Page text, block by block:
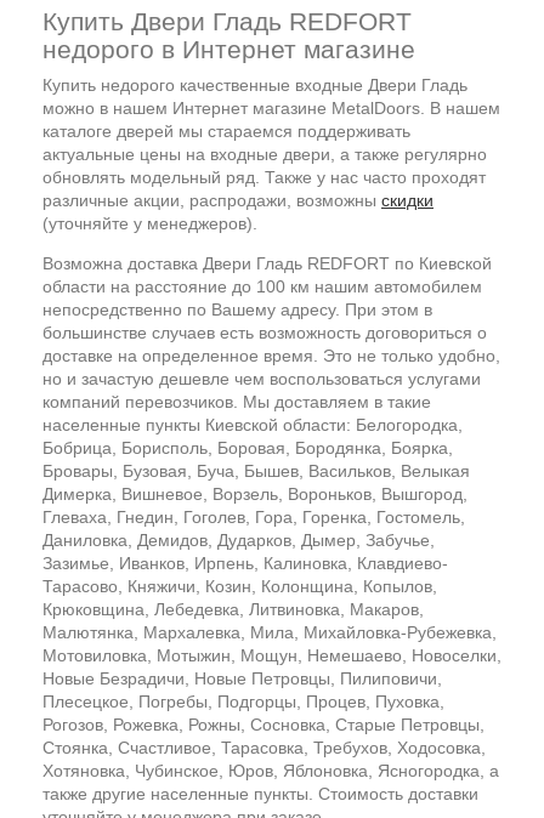
Купить Двери Гладь REDFORT
недорого в Интернет магазине
Купить недорого качественные входные Двери Гладь
можно в нашем Интернет магазине MetalDoors. В нашем
каталоге дверей мы стараемся поддерживать
актуальные цены на входные двери, а также регулярно
обновлять модельный ряд. Также у нас часто проходят
различные акции, распродажи, возможны скидки
(уточняйте у менеджеров).
Возможна доставка Двери Гладь REDFORT по Киевской
области на расстояние до 100 км нашим автомобилем
непосредственно по Вашему адресу. При этом в
большинстве случаев есть возможность договориться о
доставке на определенное время. Это не только удобно,
но и зачастую дешевле чем воспользоваться услугами
компаний перевозчиков. Мы доставляем в такие
населенные пункты Киевской области: Белогородка,
Бобрица, Борисполь, Боровая, Бородянка, Боярка,
Бровары, Бузовая, Буча, Бышев, Васильков, Велыкая
Димерка, Вишневое, Ворзель, Вороньков, Вышгород,
Глеваха, Гнедин, Гоголев, Гора, Горенка, Гостомель,
Даниловка, Демидов, Дударков, Дымер, Забучье,
Зазимье, Иванков, Ирпень, Калиновка, Клавдиево-
Тарасово, Княжичи, Козин, Колонщина, Копылов,
Крюковщина, Лебедевка, Литвиновка, Макаров,
Малютянка, Мархалевка, Мила, Михайловка-Рубежевка,
Мотовиловка, Мотыжин, Мощун, Немешаево, Новоселки,
Новые Безрадичи, Новые Петровцы, Пилиповичи,
Плесецкое, Погребы, Подгорцы, Процев, Пуховка,
Рогозов, Рожевка, Рожны, Сосновка, Старые Петровцы,
Стоянка, Счастливое, Тарасовка, Требухов, Ходосовка,
Хотяновка, Чубинское, Юров, Яблоновка, Ясногородка, а
также другие населенные пункты. Стоимость доставки